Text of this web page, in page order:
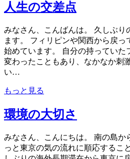
人生の交差点
みなさん、こんばんは。 久しぶり
ます。 フィリピンや関西から戻っ
始めています。 自分の持っていた
変わったこともあり、なかなか刺
い…
もっと見る
環境の大切さ
みなさん、こんにちは。 南の島か
っと東京の気の流れに順応するこ